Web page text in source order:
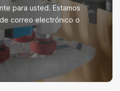
para usted. Estamos
correo electrónico o